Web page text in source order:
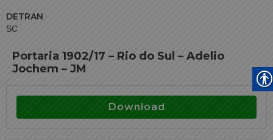
DETRAN
SC
Portaria 1902/17 – Rio do Sul – Adelio
Jochem – JM
Download